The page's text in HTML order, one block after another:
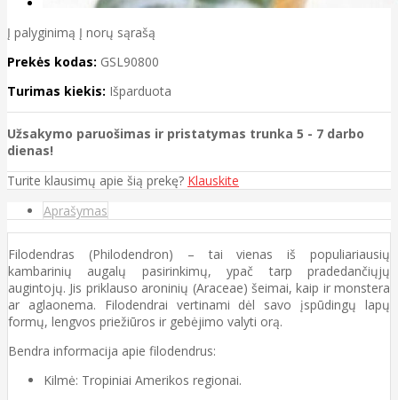
Į palyginimą Į norų sąrašą
Prekės kodas: GSL90800
Turimas kiekis: Išparduota
Užsakymo paruošimas ir pristatymas trunka 5 - 7 darbo
dienas!
Turite klausimų apie šią prekę? Klauskite
Aprašymas
Filodendras (Philodendron) – tai vienas iš populiariausių
kambarinių augalų pasirinkimų, ypač tarp pradedančiųjų
augintojų. Jis priklauso aroninių (Araceae) šeimai, kaip ir monstera
ar aglaonema. Filodendrai vertinami dėl savo įspūdingų lapų
formų, lengvos priežiūros ir gebėjimo valyti orą.
Bendra informacija apie filodendrus:
Kilmė: Tropiniai Amerikos regionai.